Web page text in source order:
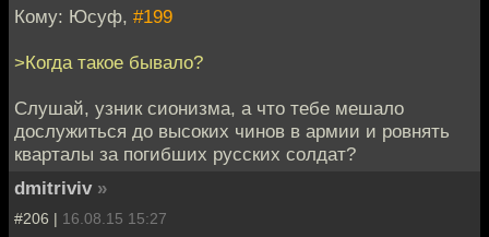
Кому: Юсуф, #199
>Когда такое бывало?
Слушай, узник сионизма, а что тебе мешало
дослужиться до высоких чинов в армии и ровнять
кварталы за погибших русских солдат?
dmitriviv »
#206 | 16.08.15 15:27